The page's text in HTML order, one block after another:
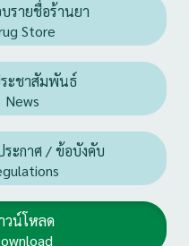
รายชื่อร้านยา
Store
ะชาสัมพันธ์
News
ะกาศ / ข้อบังคับ
วน์โหลด